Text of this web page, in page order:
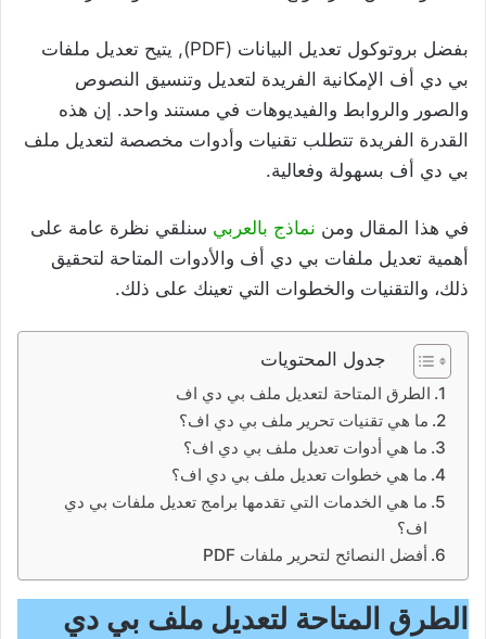
بفضل بروتوكول تعديل البيانات (PDF), يتيح تعديل ملفات
بي دي أف الإمكانية الفريدة لتعديل وتنسيق النصوص
والصور والروابط والفيديوهات في مستند واحد. إن هذه
القدرة الفريدة تتطلب تقنيات وأدوات مخصصة لتعديل ملف
بي دي أف بسهولة وفعالية.
في هذا المقال ومن نماذج بالعربي سنلقي نظرة عامة على
أهمية تعديل ملفات بي دي أف والأدوات المتاحة لتحقيق
ذلك، والتقنيات والخطوات التي تعينك على ذلك.
جدول المحتويات
الطرق المتاحة لتعديل ملف بي دي اف
ما هي تقنيات تحرير ملف بي دي اف؟
ما هي أدوات تعديل ملف بي دي اف؟
ما هي خطوات تعديل ملف بي دي اف؟
ما هي الخدمات التي تقدمها برامج تعديل ملفات بي دي
اف؟
أفضل النصائح لتحرير ملفات PDF
الطرق المتاحة لتعديل ملف بي دي